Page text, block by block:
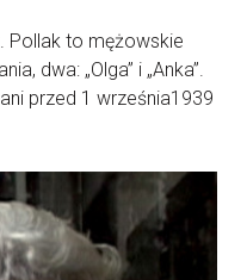
Pollak to mężowskie
dwa: „Olga” i „Anka”.
przed 1 września1939